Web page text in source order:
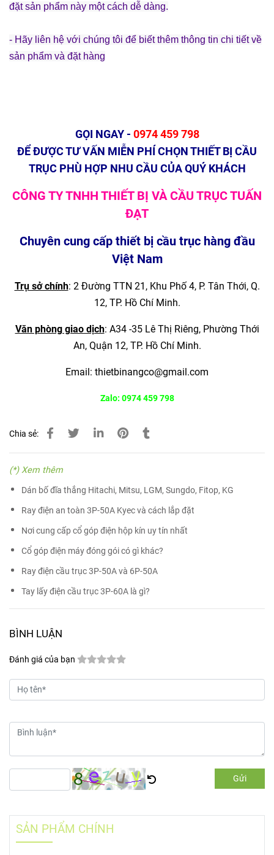
đặt sản phẩm này một cách dễ dàng.
- Hãy liên hệ với chúng tôi để biết thêm thông tin chi tiết về
sản phẩm và đặt hàng
GỌI NGAY - 0974 459 798
ĐỂ ĐƯỢC TƯ VẤN MIỄN PHÍ CHỌN THIẾT BỊ CẦU
TRỤC PHÙ HỢP NHU CẦU CỦA QUÝ KHÁCH
CÔNG TY TNHH THIẾT BỊ VÀ CẦU TRỤC TUẤN
ĐẠT
Chuyên cung cấp thiết bị cầu trục hàng đầu
Việt Nam
Trụ sở chính: 2 Đường TTN 21, Khu Phố 4, P. Tân Thới, Q.
12, TP. Hồ Chí Minh.
Văn phòng giao dịch: A34 -35 Lê Thị Riêng, Phường Thới
An, Quận 12, TP. Hồ Chí Minh.
Email: thietbinangco@gmail.com
Zalo: 0974 459 798
Chia sẻ:
(*) Xem thêm
Dán bố đĩa thắng Hitachi, Mitsu, LGM, Sungdo, Fitop, KG
Ray điện an toàn 3P-50A Kyec và cách lắp đặt
Nơi cung cấp cổ góp điện hộp kín uy tín nhất
Cổ góp điện máy đóng gói có gì khác?
Ray điện cầu trục 3P-50A và 6P-50A
Tay lấy điện cầu trục 3P-60A là gì?
BÌNH LUẬN
Đánh giá của bạn
Gửi
SẢN PHẨM CHÍNH